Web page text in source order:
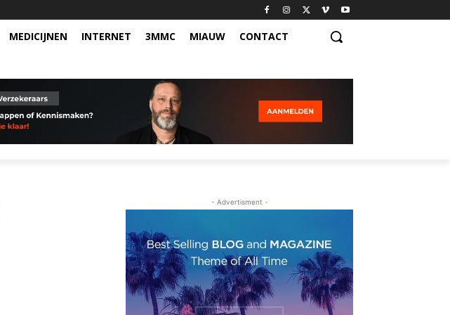
MEDICIJNEN INTERNET 3MMC MIAUW CONTACT
- Advertisment -